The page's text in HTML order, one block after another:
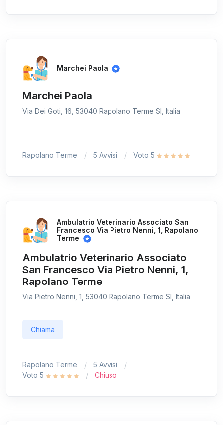
Marchei Paola
Marchei Paola
Via Dei Goti, 16, 53040 Rapolano Terme SI, Italia
Rapolano Terme 5 Avvisi Voto 5
Ambulatrio Veterinario Associato San
Francesco Via Pietro Nenni, 1, Rapolano
Terme
Ambulatrio Veterinario Associato
San Francesco Via Pietro Nenni, 1,
Rapolano Terme
Via Pietro Nenni, 1, 53040 Rapolano Terme SI, Italia
Chiama
Rapolano Terme
5 Avvisi
Voto 5
Chiuso